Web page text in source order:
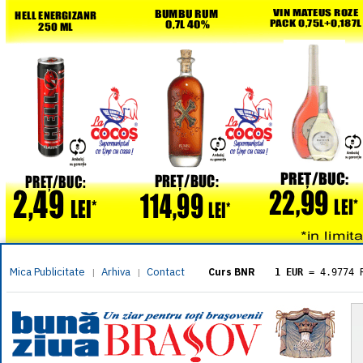
Mica Publicitate | Arhiva | Contact Curs BNR 1 EUR = 4.9774
= 5.8304
1 XAU= 464.4611
1 AED= 1.1933
1 AUD= 2.7957
1 BGN= 2.5449